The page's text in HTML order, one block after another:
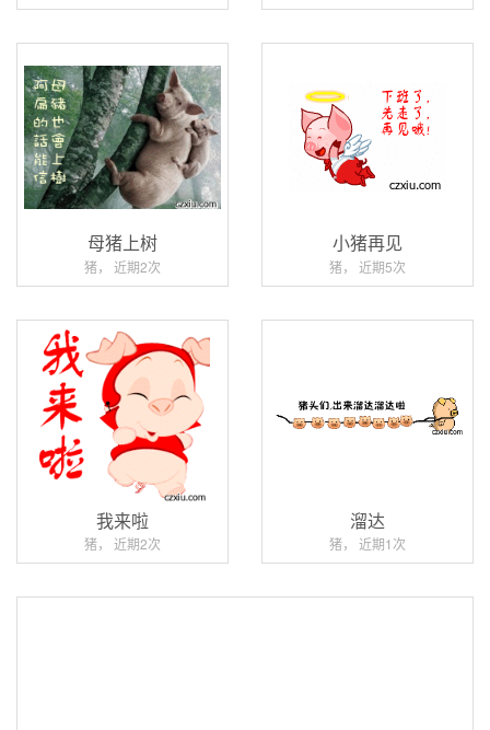
母猪上树
猪， 近期2次
小猪再见
猪， 近期5次
我来啦
猪， 近期2次
溜达
猪， 近期1次